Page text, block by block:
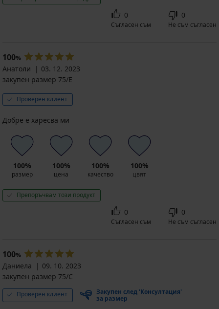
0
Съгласен съм
0
Не съм съгласен
100%
Анатоли
03. 12. 2023
закупен размер 75/E
Проверен клиент
Добре е харесва ми
100%
размер
100%
цена
100%
качество
100%
цвят
Препоръчвам този продукт
0
Съгласен съм
0
Не съм съгласен
100%
Даниела
09. 10. 2023
закупен размер 75/C
Проверен клиент
Закупен след 'Консултация'
за размер